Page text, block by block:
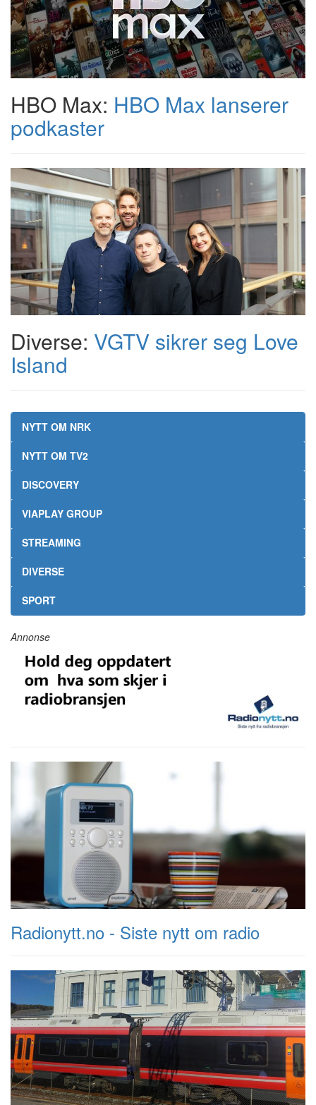
HBO Max: HBO Max lanserer
podkaster
Diverse: VGTV sikrer seg Love
Island
NYTT OM NRK
NYTT OM TV2
DISCOVERY
VIAPLAY GROUP
STREAMING
DIVERSE
SPORT
Annonse
Radionytt.no - Siste nytt om radio